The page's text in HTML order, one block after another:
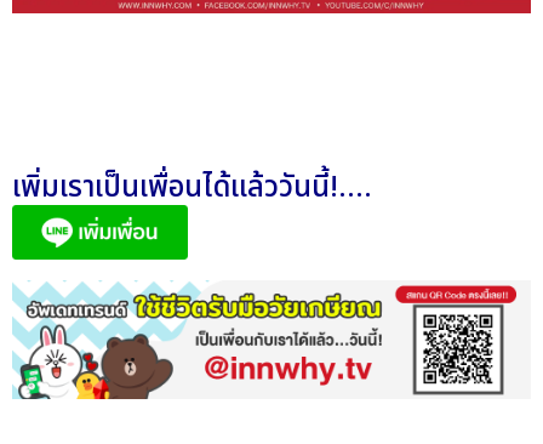
เพิ่มเราเป็นเพื่อนได้แล้ววันนี้!....